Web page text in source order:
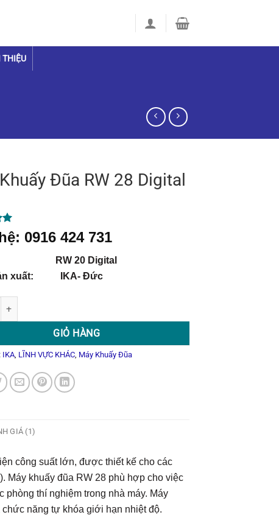
THIỆU
Đũa RW 28 Digital
5
0916 424 731
RW 20 Digital
xuất: IKA- Đức
Đũa RW 28 Digital số lượng
GIỎ HÀNG
IKA, LĨNH VỰC KHÁC, Máy Khuấy Đũa
GIÁ (1)
công suất lớn, được thiết kế cho các
Máy khuấy đũa RW 28 phù hợp cho việc
thí nghiệm trong nhà máy. Máy
năng tự khóa giới hạn nhiệt độ.